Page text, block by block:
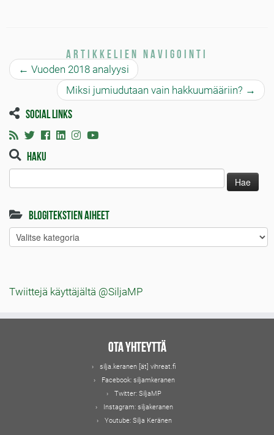
Artikkelien navigointi
← Vuoden 2018 analyysi
Miksi jumiudutaan vain hakkuumääriin? →
Social links
Haku
Blogitekstien aiheet
Blogitekstien
aiheet
Twiittejä käyttäjältä @SiljaMP
Ota yhteyttä
silja.keranen [ät] vihreat.fi
Facebook: siljamkeranen
Twitter: SiljaMP
Instagram: siljakeranen
Youtube: Silja Keränen